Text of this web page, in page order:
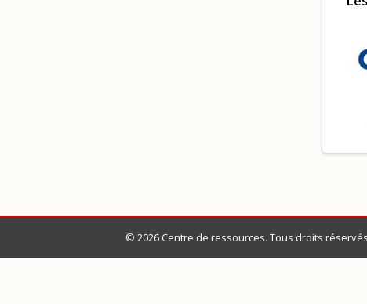
© 2026 Centre de ressources. Tous droits